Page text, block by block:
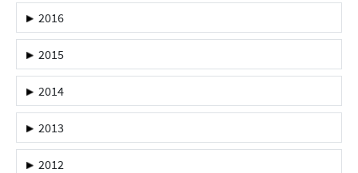
2016
2015
2014
2013
2012